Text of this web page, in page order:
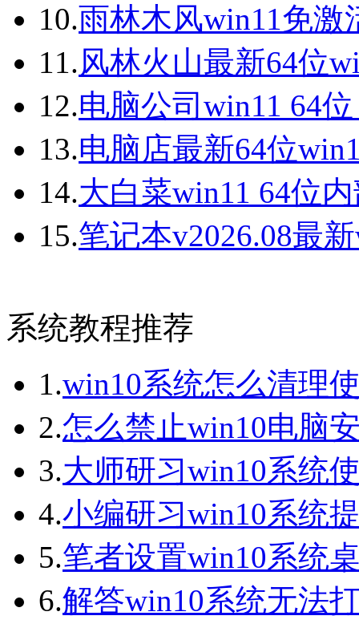
10.雨林木风win11免
11.风林火山最新64位
12.电脑公司win11 64
13.电脑店最新64位
14.大白菜win11 64位
15.笔记本v2026.08最
系统教程推荐
1.win10系统怎么清理
2.怎么禁止win10电脑
3.大师研习win10系统
4.小编研习win10系统
5.笔者设置win10系统
6.解答win10系统无法